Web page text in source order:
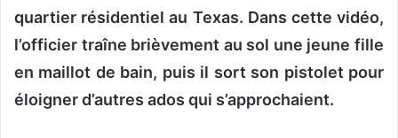
quartier résidentiel au Texas. Dans cette vidéo,
l’officier traîne brièvement au sol une jeune fille
en maillot de bain, puis il sort son pistolet pour
éloigner d’autres ados qui s’approchaient.